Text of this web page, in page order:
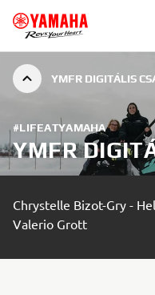
YMFR DIGITÁLIS
#LIFEATYAMAHA
YMFR
Chrystelle Bizot-Gry -
Valerio Grott